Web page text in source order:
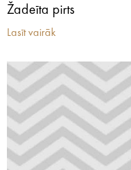
Žadeīta pirts
Lasīt vairāk